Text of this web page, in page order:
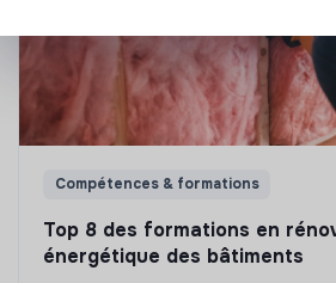
Compétences & formations
Top 8 des formations en
énergétique des bâtiments